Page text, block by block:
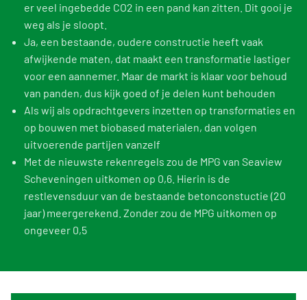
er veel ingebedde CO2 in een pand kan zitten. Dit gooi je
weg als je sloopt.
Ja, een bestaande, oudere constructie heeft vaak
afwijkende maten, dat maakt een transformatie lastiger
voor een aannemer. Maar de markt is klaar voor behoud
van panden, dus kijk goed of je delen kunt behouden
Als wij als opdrachtgevers inzetten op transformaties en
op bouwen met biobased materialen, dan volgen
uitvoerende partijen vanzelf
Met de nieuwste rekenregels zou de MPG van Seaview
Scheveningen uitkomen op 0,6. Hierin is de
restlevensduur van de bestaande betonconstuctie (20
jaar) meergerekend. Zonder zou de MPG uitkomen op
ongeveer 0,5